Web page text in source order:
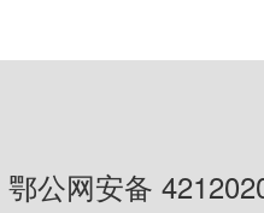
公网安备